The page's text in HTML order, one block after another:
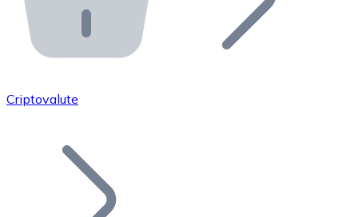
API Bitnovo
Integra la nostra API nel tuo ecosistema.
Unisciti alla nostra rete di rivenditori e
Aggiungi il token del tuo progetto al nostro servizio di
Criptovalute